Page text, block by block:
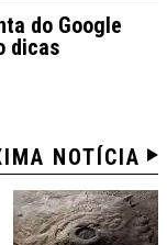
do Google
dicas
NOTÍCIA